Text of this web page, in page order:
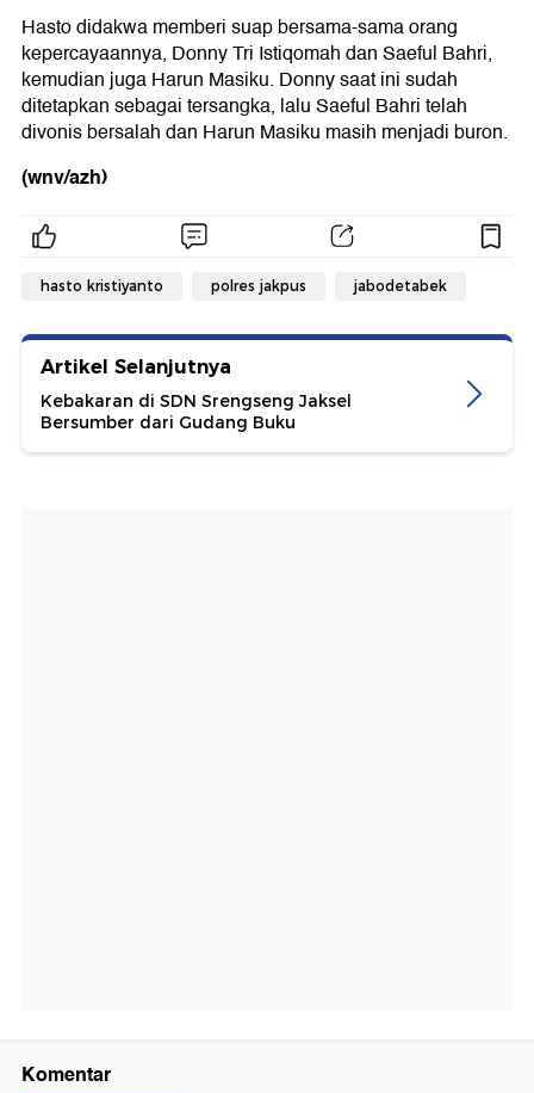
Hasto didakwa memberi suap bersama-sama orang
kepercayaannya, Donny Tri Istiqomah dan Saeful Bahri,
kemudian juga Harun Masiku. Donny saat ini sudah
ditetapkan sebagai tersangka, lalu Saeful Bahri telah
divonis bersalah dan Harun Masiku masih menjadi buron.
(wnv/azh)
hasto kristiyanto polres jakpus jabodetabek
Artikel Selanjutnya
Kebakaran di SDN Srengseng Jaksel
Bersumber dari Gudang Buku